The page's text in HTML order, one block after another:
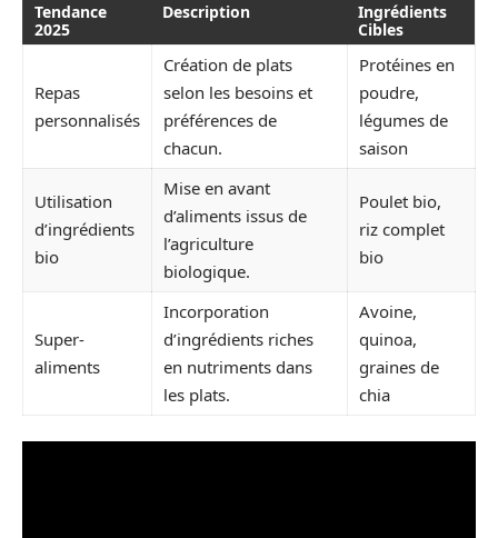
Tendance
2025
Description
Ingrédients
Cibles
Repas
personnalisés
Création de plats
selon les besoins et
préférences de
chacun.
Protéines en
poudre,
légumes de
saison
Utilisation
d’ingrédients
bio
Mise en avant
d’aliments issus de
l’agriculture
biologique.
Poulet bio,
riz complet
bio
Super-
aliments
Incorporation
d’ingrédients riches
en nutriments dans
les plats.
Avoine,
quinoa,
graines de
chia